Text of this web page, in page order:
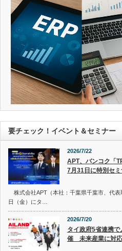
要チェック！イベント＆セミナー
2026/7/22
APT、バンコク「
7月31日に特別セ
株式会社APT（本社：千葉県千葉市、代表
日（金）にタ…
2026/7/20
タイ政府5省連携
催 未来産業に対